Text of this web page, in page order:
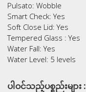
Pulsato: Wobble
Smart Check: Yes
Soft Close Lid: Yes
Tempered Glass : Yes
Water Fall: Yes
Water Level: 5 levels
ပါဝင်သည့်ပစ္စည်းများ :